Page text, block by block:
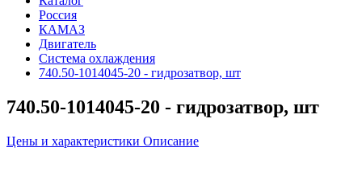
Россия
КАМАЗ
Двигатель
Система охлаждения
740.50-1014045-20 - гидрозатвор, шт
740.50-1014045-20 - гидрозатвор, шт
Цены и характеристики Описание